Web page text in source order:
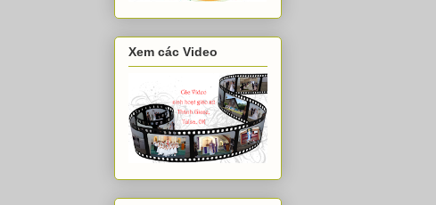
Xem các Video